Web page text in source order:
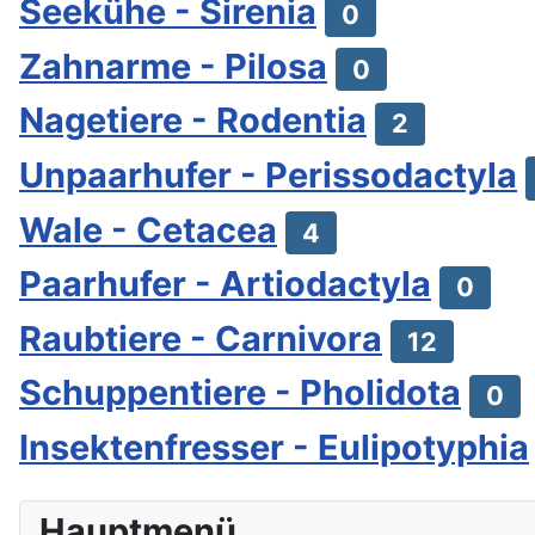
Seekühe - Sirenia 0
Zahnarme - Pilosa 0
Nagetiere - Rodentia 2
Unpaarhufer - Perissodactyla
Wale - Cetacea
4
Paarhufer - Artiodactyla 0
Raubtiere - Carnivora 12
Schuppentiere - Pholidota 0
Insektenfresser - Eulipotyphia